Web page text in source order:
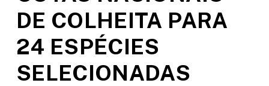
DE COLHEITA PARA
24 ESPÉCIES
SELECIONADAS